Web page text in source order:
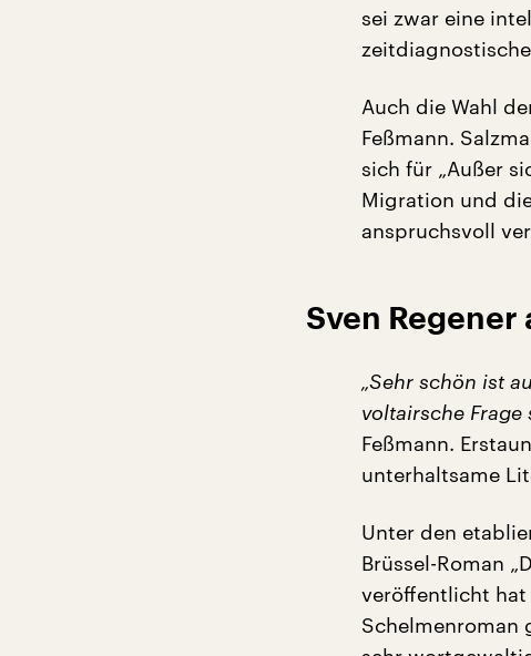
sei zwar eine
Auch die Wahl
Feßmann.
sich für „Außer
Migration und
anspruchsvoll
Sven
„Sehr schön ist
voltairsche
Feßmann.
unterhaltsame
Unter den
Brüssel-Roman
veröffentlicht hat
Schelmenroman